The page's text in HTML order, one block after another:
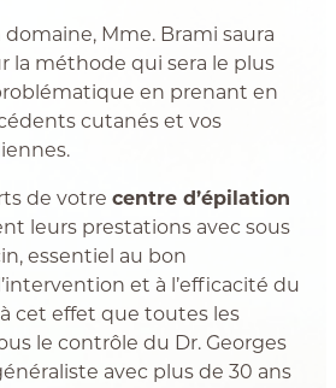
Mme. Brami saura
la méthode qui sera le plus
en prenant en
cutanés et vos
de votre centre d’épilation
leurs prestations avec sous
essentiel au bon
et à l’efficacité du
cet effet que toutes les
le contrôle du Dr. Georges
avec plus de 30 ans